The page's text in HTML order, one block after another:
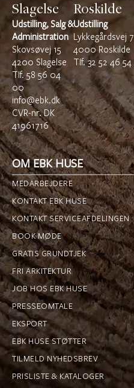
Slagelse
Udstilling, Salg &
Administration
Skovsøvej 15
4200 Slagelse
TIf.58 56 04
00
info@ebk.dk
CVR-nr. DK
41961716
Roskilde
Udstilling
Lykkegårdsvej 7
4000 Roskilde
TIf.32 52 46 54
OM EBK HUSE
MEDARBEJDERE
KONTAKT EBK HUSE
KONTAKT SERVICEAFDELINGEN
BOOK MØDE
GRATIS GRUNDTJEK
FRI ARKITEKTUR
JOB HOS EBK HUSE
PRESSEOMTALE
EKSPORT
EBK HUSE STØTTER
TILMELD NYHEDSBREV
PRISLISTE & KATALOGER